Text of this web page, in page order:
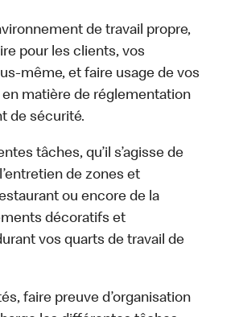
de travail propre,
pour les clients, vos
même, et faire usage de vos
matière de réglementation
de sécurité.
tâches, qu’il s’agisse de
de zones et
ou encore de la
décoratifs et
vos quarts de travail de
faire preuve d’organisation